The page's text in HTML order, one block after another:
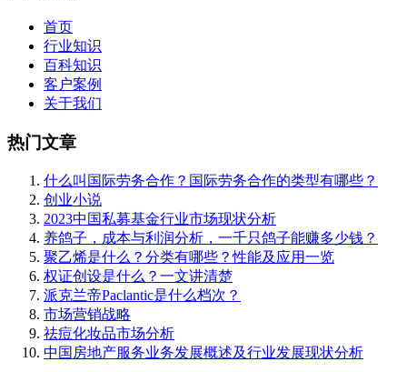
首页
行业知识
百科知识
客户案例
关于我们
热门文章
什么叫国际劳务合作？国际劳务合作的类型有哪些？
创业小说
2023中国私募基金行业市场现状分析
养鸽子，成本与利润分析，一千只鸽子能赚多少钱？
聚乙烯是什么？分类有哪些？性能及应用一览
权证创设是什么？一文讲清楚
派克兰帝Paclantic是什么档次？
市场营销战略
祛痘化妆品市场分析
中国房地产服务业务发展概述及行业发展现状分析